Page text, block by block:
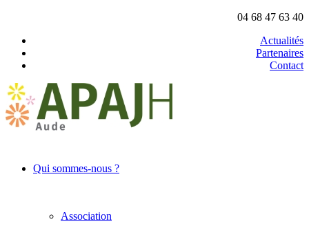
04 68 47 63 40
Actualités
Partenaires
Contact
Qui sommes-nous ?
Association